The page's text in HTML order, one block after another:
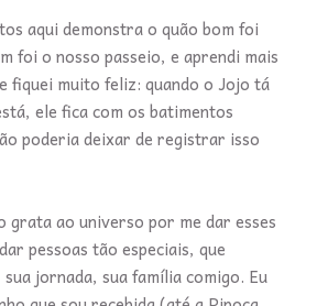
aqui demonstra o quão bom foi
foi o nosso passeio, e aprendi mais
fiquei muito feliz: quando o Jojo tá
ele fica com os batimentos
poderia deixar de registrar isso
grata ao universo por me dar esses
pessoas tão especiais, que
jornada, sua família comigo. Eu